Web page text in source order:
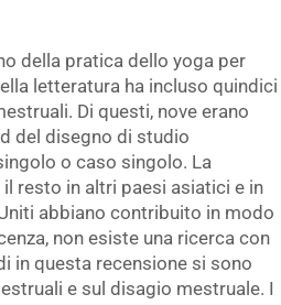
della pratica dello yoga per
letteratura ha incluso quindici
Di questi, nove erano
del disegno di studio
o caso singolo. La
resto in altri paesi asiatici e in
abbiano contribuito in modo
non esiste una ricerca con
in questa recensione si sono
e sul disagio mestruale. I